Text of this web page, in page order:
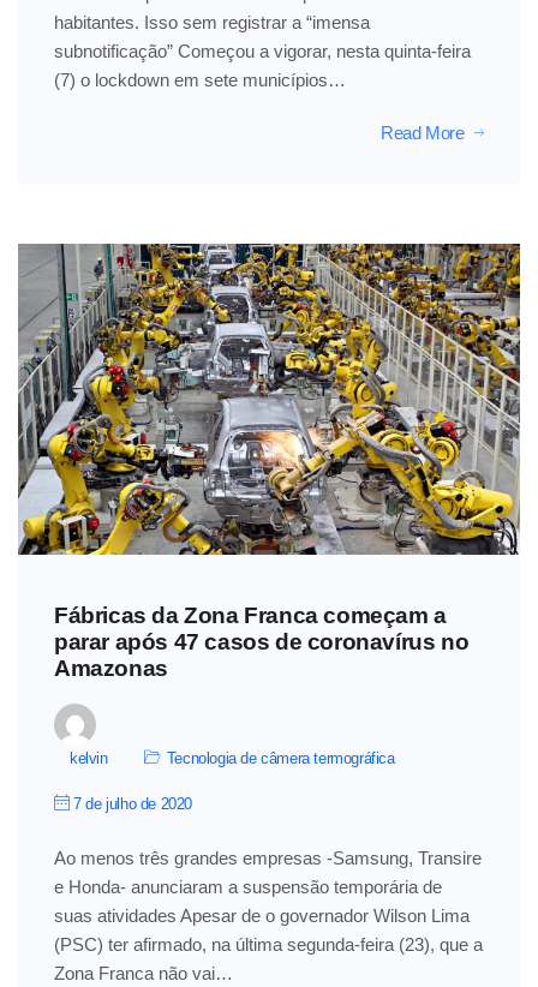
habitantes. Isso sem registrar a “imensa
subnotificação” Começou a vigorar, nesta quinta-feira
(7) o lockdown em sete municípios…
Read More
Fábricas da Zona Franca começam a
parar após 47 casos de coronavírus no
Amazonas
kelvin Tecnologia de câmera termográfica
7 de julho de 2020
Ao menos três grandes empresas -Samsung, Transire
e Honda- anunciaram a suspensão temporária de
suas atividades Apesar de o governador Wilson Lima
(PSC) ter afirmado, na última segunda-feira (23), que a
Zona Franca não vai…